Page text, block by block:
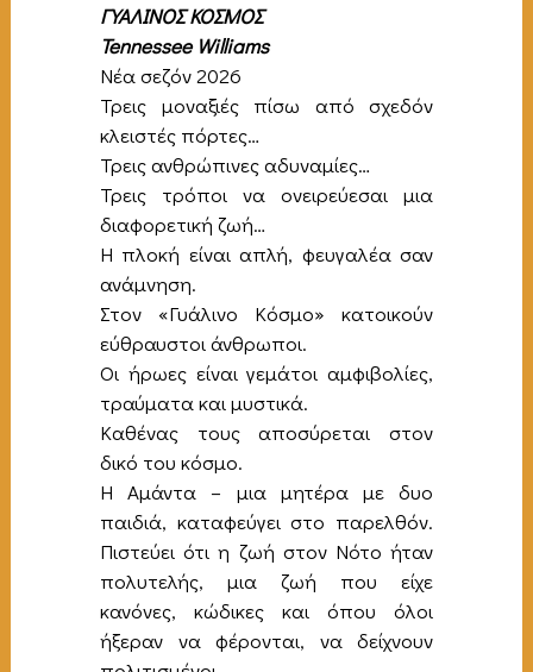
ΓΥΑΛΙΝΟΣ ΚΟΣΜΟΣ
Tennessee Williams
Νέα σεζόν 2026
Τρεις μοναξιές πίσω από σχεδόν
κλειστές πόρτες…
Τρεις ανθρώπινες αδυναμίες…
Τρεις τρόποι να ονειρεύεσαι μια
διαφορετική ζωή…
Η πλοκή είναι απλή, φευγαλέα σαν
ανάμνηση.
Στον «Γυάλινο Κόσμο» κατοικούν
εύθραυστοι άνθρωποι.
Οι ήρωες είναι γεμάτοι αμφιβολίες,
τραύματα και μυστικά.
Καθένας τους αποσύρεται στον
δικό του κόσμο.
Η Αμάντα – μια μητέρα με δυο
παιδιά, καταφεύγει στο παρελθόν.
Πιστεύει ότι η ζωή στον Νότο ήταν
πολυτελής, μια ζωή που είχε
κανόνες, κώδικες και όπου όλοι
ήξεραν να φέρονται, να δείχνουν